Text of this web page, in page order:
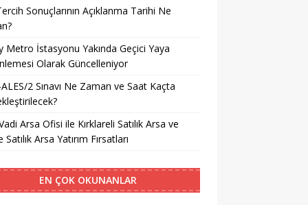
Sonuçlarının Açıklanma Tarihi Ne
Metro İstasyonu Yakında Geçici Yaya
Olarak Güncelleniyor
2 Sınavı Ne Zaman ve Saat Kaçta
Arsa Ofisi ile Kırklareli Satılık Arsa ve
Satılık Arsa Yatırım Fırsatları
EN ÇOK OKUNANLAR